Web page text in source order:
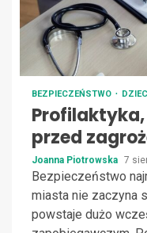
BEZPIECZEŃSTWO
przed
Joanna Piotrowska 7
Bezpieczeństwo
miasta nie zaczyna
powstaje dużo